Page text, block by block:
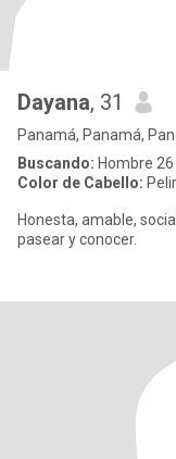
Dayana, 31
Panamá, Panamá,
Buscando: Hombre 26
Color de Cabello:
Honesta, amable,
pasear y conocer.